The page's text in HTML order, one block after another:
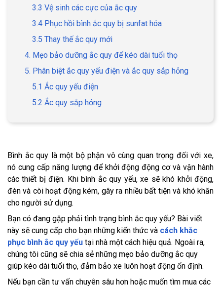
3.3 Vệ sinh các cực của ắc quy
3.4 Phục hồi bình ắc quy bị sunfat hóa
3.5 Thay thế ắc quy mới
4. Mẹo bảo dưỡng ắc quy để kéo dài tuổi thọ
5. Phân biệt ắc quy yếu điện và ắc quy sắp hỏng
5.1 Ắc quy yếu điện
5.2 Ắc quy sắp hỏng
Bình ắc quy là một bộ phận vô cùng quan trọng đối với xe,
nó cung cấp năng lượng để khởi động động cơ và vận hành
các thiết bị điện. Khi bình ắc quy yếu, xe sẽ khó khởi động,
đèn và còi hoạt động kém, gây ra nhiều bất tiện và khó khăn
cho người sử dụng.
Bạn có đang gặp phải tình trạng bình ắc quy yếu? Bài viết
này sẽ cung cấp cho bạn những kiến thức và cách khắc
phục bình ắc quy yếu tại nhà một cách hiệu quả. Ngoài ra,
chúng tôi cũng sẽ chia sẻ những mẹo bảo dưỡng ắc quy
giúp kéo dài tuổi thọ, đảm bảo xe luôn hoạt động ổn định.
Nếu bạn cần tư vấn chuyên sâu hơn hoặc muốn tìm mua các